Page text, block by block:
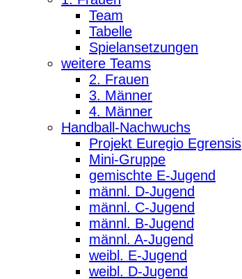
Team
Tabelle
Spielansetzungen
weitere Teams
2. Frauen
3. Männer
4. Männer
Handball-Nachwuchs
Projekt Euregio Egrensis
Mini-Gruppe
gemischte E-Jugend
männl. D-Jugend
männl. C-Jugend
männl. B-Jugend
männl. A-Jugend
weibl. E-Jugend
weibl. D-Jugend